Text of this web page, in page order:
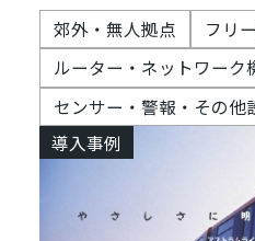
郊外・無人拠点
フリ
ルーター・ネットワーク
センサー・警報・その他
導入事例